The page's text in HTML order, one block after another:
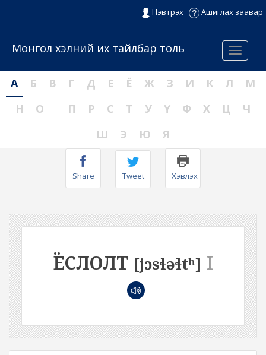
Нэвтрэх Ашиглах заавар
Menu
Монгол хэлний их тайлбар толь
А Б В Г Д Е Ё Ж З И К Л
М
Н
О П Р С Т У Ү Ф Х Ц
Ч
Ш
Э Ю Я
Share Tweet Хэвлэх
ЁСЛОЛТ [jɔsɬəɬtʰ] I